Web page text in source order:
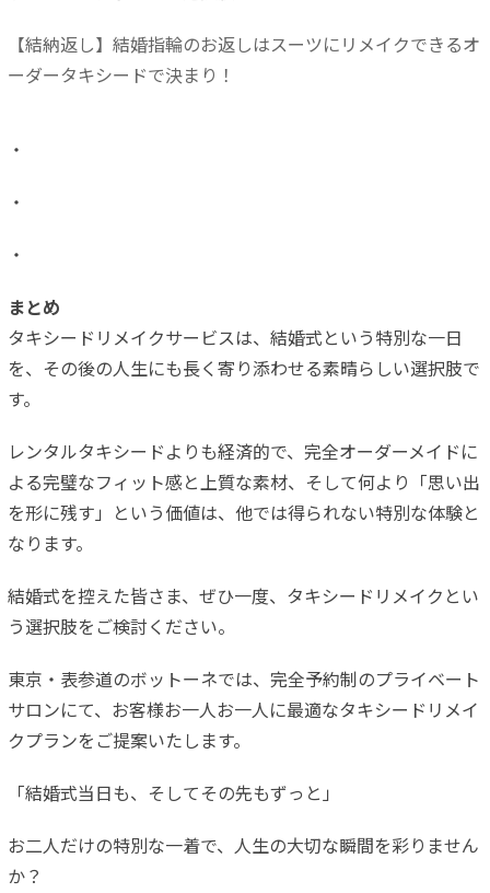
【結納返し】結婚指輪のお返しはスーツにリメイクできるオ
ーダータキシードで決まり！
・
・
・
まとめ
タキシードリメイクサービスは、結婚式という特別な一日
を、その後の人生にも長く寄り添わせる素晴らしい選択肢で
す。
レンタルタキシードよりも経済的で、完全オーダーメイドに
よる完璧なフィット感と上質な素材、そして何より「思い出
を形に残す」という価値は、他では得られない特別な体験と
なります。
結婚式を控えた皆さま、ぜひ一度、タキシードリメイクとい
う選択肢をご検討ください。
東京・表参道のボットーネでは、完全予約制のプライベート
サロンにて、お客様お一人お一人に最適なタキシードリメイ
クプランをご提案いたします。
「結婚式当日も、そしてその先もずっと」
お二人だけの特別な一着で、人生の大切な瞬間を彩りません
か？